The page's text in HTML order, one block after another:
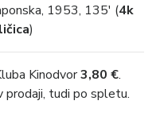
1953, 135′ (4k
)
Kinodvor3,80 €.
prodaji, tudi po spletu.